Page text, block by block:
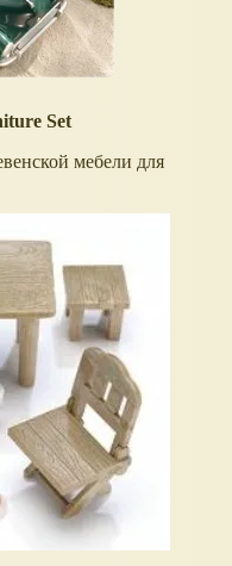
Set
мебели для